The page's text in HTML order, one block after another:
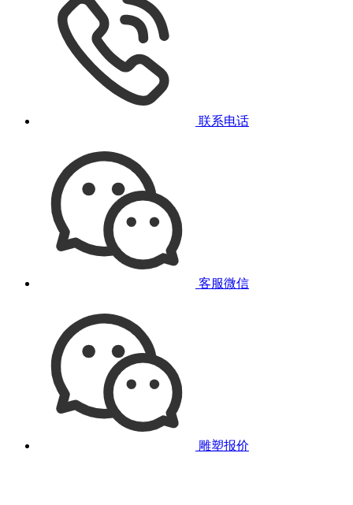
联系电话
客服微信
雕塑报价